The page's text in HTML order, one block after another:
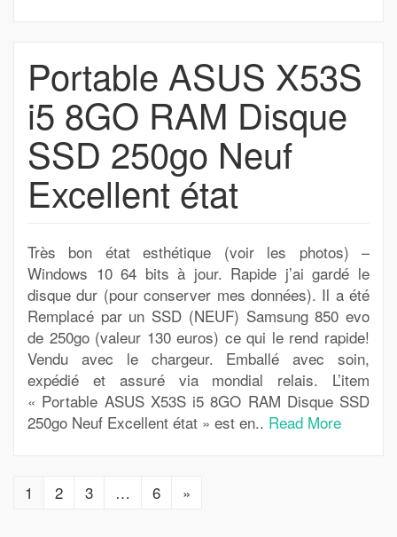
Portable ASUS X53S
i5 8GO RAM Disque
SSD 250go Neuf
Excellent état
Très bon état esthétique (voir les photos) –
Windows 10 64 bits à jour. Rapide j’ai gardé le
disque dur (pour conserver mes données). Il a été
Remplacé par un SSD (NEUF) Samsung 850 evo
de 250go (valeur 130 euros) ce qui le rend rapide!
Vendu avec le chargeur. Emballé avec soin,
expédié et assuré via mondial relais. L’item
« Portable ASUS X53S i5 8GO RAM Disque SSD
250go Neuf Excellent état » est en.. Read More
1 2 3 … 6 »